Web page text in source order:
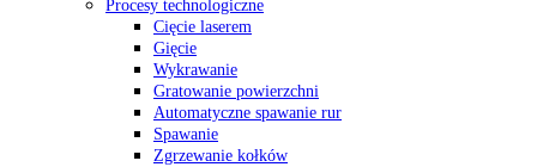
Procesy technologiczne
Cięcie laserem
Gięcie
Wykrawanie
Gratowanie powierzchni
Automatyczne spawanie rur
Spawanie
Zgrzewanie kołków